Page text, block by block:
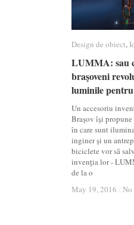
Design de obiect,
LUMMA: sau
braşoveni
luminile
Un accesoriu
Braşov îşi
în care sunt
inginer şi un
biciclete vor să
invenţia lor ­-
de la o
May 19, 2016 / No
Design de obiect
LUMMA: sau
braşoveni
luminile
May 19, 2016 / No